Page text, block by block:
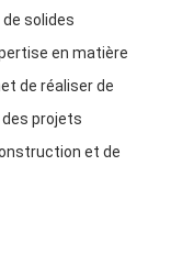
solides
en matière
de réaliser de
projets
et de